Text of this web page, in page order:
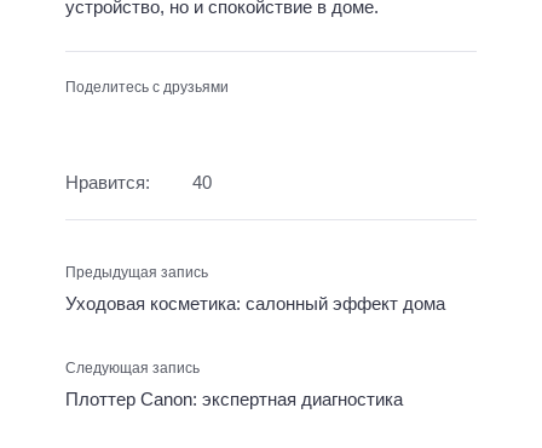
устройство, но и спокойствие в доме.
Поделитесь с друзьями
Нравится: 40
Предыдущая запись
Уходовая косметика: салонный эффект дома
Следующая запись
Плоттер Canon: экспертная диагностика